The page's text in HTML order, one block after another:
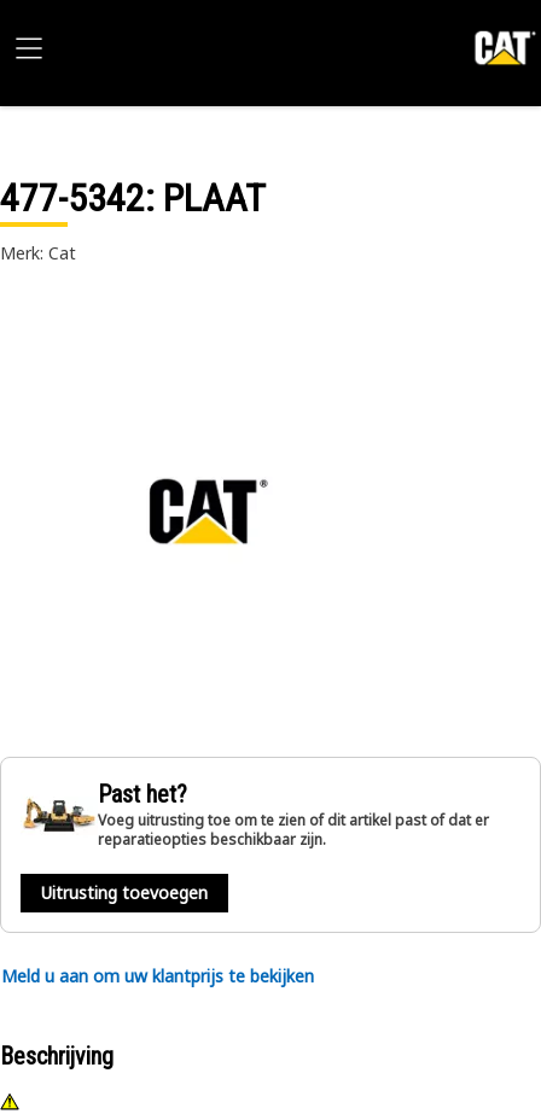
477-5342: PLAAT
Merk: Cat
Past het?
Voeg uitrusting toe om te zien of dit artikel past of dat er
reparatieopties beschikbaar zijn.
Uitrusting toevoegen
Meld u aan om uw klantprijs te bekijken
Beschrijving